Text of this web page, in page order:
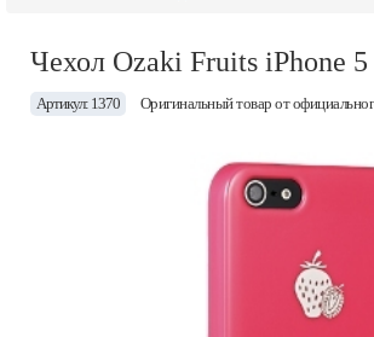
Чехол Ozaki Fruits iPhone 5
Артикул: 1370 Оригинальный товар от